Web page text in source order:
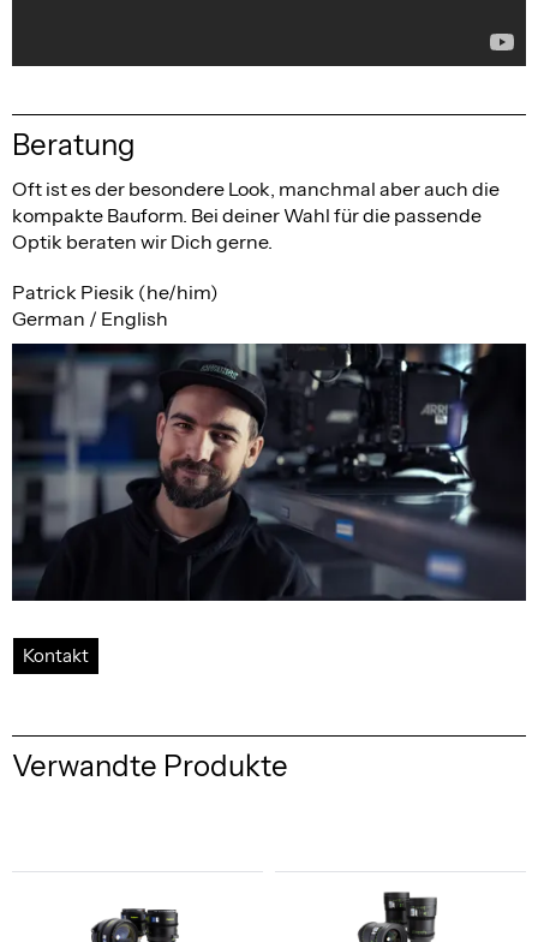
Beratung
Oft ist es der besondere Look, manchmal aber auch die
kompakte Bauform. Bei deiner Wahl für die passende
Optik beraten wir Dich gerne.
Patrick Piesik (he/him)
German / English
Kontakt
Verwandte Produkte